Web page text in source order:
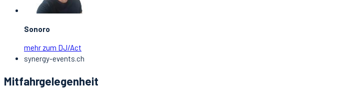
Sonoro
mehr zum DJ/Act
synergy-events.ch
Mitfahrgelegenheit